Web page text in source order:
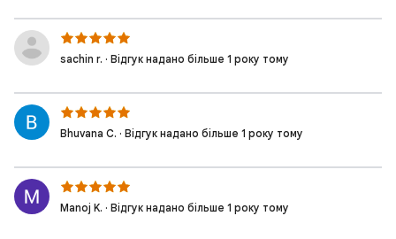
sachin r. · Відгук надано більше 1 року тому
Bhuvana C. · Відгук надано більше 1 року тому
Manoj K. · Відгук надано більше 1 року тому